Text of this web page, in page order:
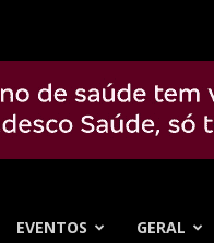
EVENTOS GERAL